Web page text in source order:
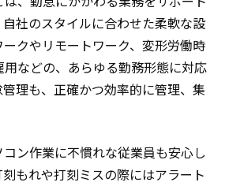
社のスタイルに合わせた柔軟な設
クやリモートワーク、変形労働時
などの、あらゆる勤務形態に対応
理も、正確かつ効率的に管理、集
ン作業に不慣れな従業員も安心し
もれや打刻ミスの際にはアラート